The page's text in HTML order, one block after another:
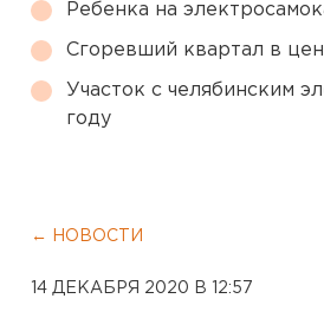
Ребенка на
Сгоревший квартал в
Участок с челябинским
году
← НОВОСТИ
14 ДЕКАБРЯ 2020 В 12:57